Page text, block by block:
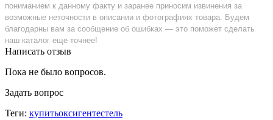
пониманием к данному факту и заранее приносим извинения за
возможные неточности в описании и фотографиях товара. Будем
благодарны вам за сообщение об ошибках — это поможет сделать
наш каталог еще точнее!
Написать отзыв
Пока не было вопросов.
Задать вопрос
Теги: купитьоксигентестель